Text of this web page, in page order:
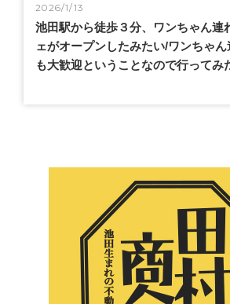
2026/1/13
池田駅から徒歩３分、ワンちゃん連
ェがオープンしたみたい/ワンちゃ
も大歓迎ということなので行ってみ